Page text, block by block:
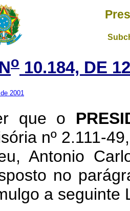
o 10.184, DE
2001
que o
nº 2.111-
Antonio
no
a seguinte